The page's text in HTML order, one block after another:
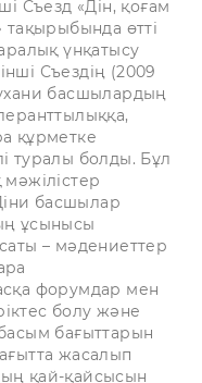
Съезд «Дін, қоғам
тақырыбында өтті
үнқатысу
Съездің (2009
басшылардың
құрметке
туралы болды. Бұл
басшылар
ұсынысы
– мәдениеттер
форумдар мен
болу және
бағыттарын
жасалып
қай-қайсысын